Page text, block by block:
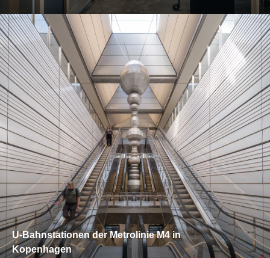
U-Bahnstationen der Metrolinie M4 in
Kopenhagen